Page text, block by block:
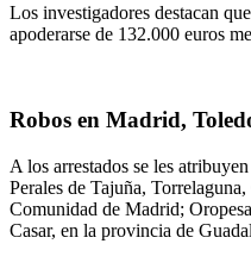
Los investigadores destacan
apoderarse de 132.000 euros
Robos en Madrid,
A los arrestados se les
Perales de Tajuña,
Comunidad de Madrid;
Casar, en la provincia de